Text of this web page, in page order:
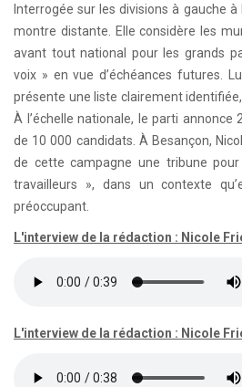
Interrogée sur les divisions à gauche à
montre distante. Elle considère les
avant tout national pour les grands
voix » en vue d’échéances futures.
présente une liste clairement
À l’échelle nationale, le parti annonce
de 10 000 candidats. À Besançon,
de cette campagne une tribune
travailleurs », dans un contexte
préoccupant.
L'interview de la rédaction : Nicole
L'interview de la rédaction : Nicole